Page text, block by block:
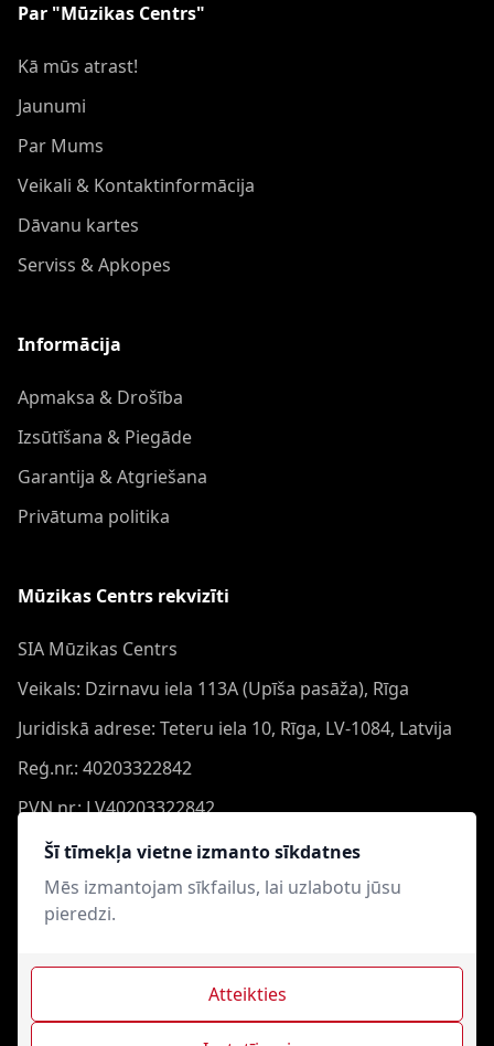
Šī tīmekļa vietne izmanto sīkdatnes
Mēs izmantojam sīkfailus, lai uzlabotu jūsu
pieredzi.
Atteikties
Par "Mūzikas Centrs"
Kā mūs atrast!
Jaunumi
Par Mums
Veikali & Kontaktinformācija
Dāvanu kartes
Serviss & Apkopes
Informācija
Apmaksa & Drošība
Izsūtīšana & Piegāde
Garantija & Atgriešana
Privātuma politika
Mūzikas Centrs rekvizīti
SIA Mūzikas Centrs
Veikals: Dzirnavu iela 113A (Upīša pasāža), Rīga
Juridiskā adrese: Teteru iela 10, Rīga, LV-1084, Latvija
Reģ.nr.: 40203322842
PVN nr.: LV40203322842
Banka: Swedbank AS
Konts: LV44HABA0551050864473
Swift: HABALV22